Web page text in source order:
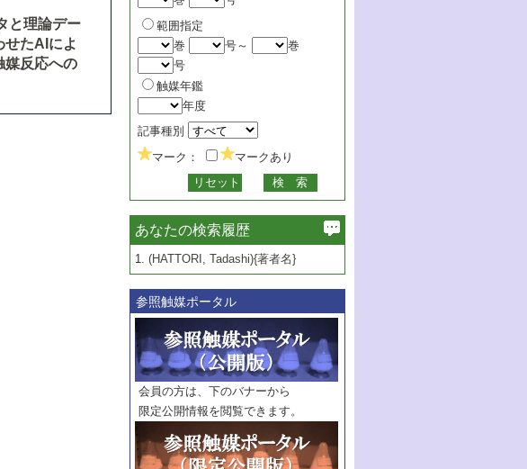
と理論デー
せたAIによ
媒反応への
範囲指定
巻
号～
巻
号
触媒年鑑
年度
記事種別
マーク：
マークあり
あなたの検索履歴
1. (HATTORI, Tadashi){著者名}
参照触媒ポータル
会員の方は、下のバナーから
限定公開情報を閲覧できます。